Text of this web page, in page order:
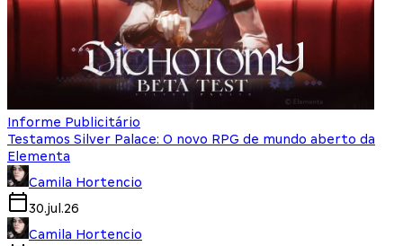
Informe Publicitário
Testamos Silver Palace: O novo RPG de mundo aberto da
Elementa
Camila Hortencio
30.jul.26
Camila Hortencio